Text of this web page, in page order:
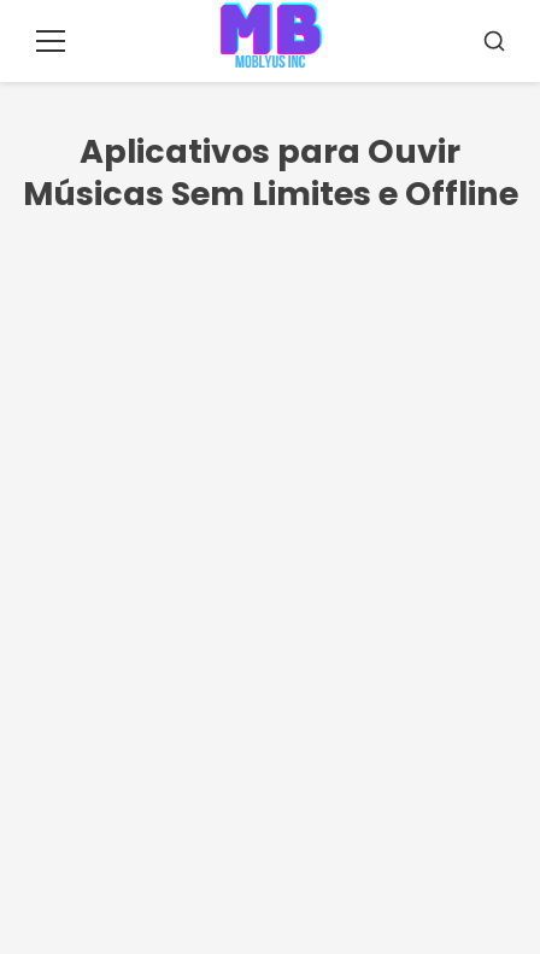
paraMenu
Aplicativos para Ouvir
Músicas Sem Limites e Offline